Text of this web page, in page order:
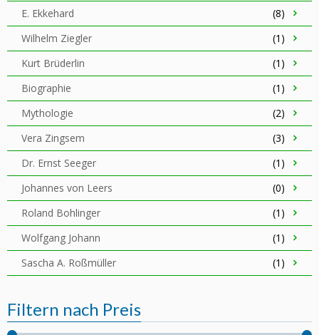
E. Ekkehard
(8)
Wilhelm Ziegler
(1)
Kurt Brüderlin
(1)
Biographie
(1)
Mythologie
(2)
Vera Zingsem
(3)
Dr. Ernst Seeger
(1)
Johannes von Leers
(0)
Roland Bohlinger
(1)
Wolfgang Johann
(1)
Sascha A. Roßmüller
(1)
Filtern nach Preis